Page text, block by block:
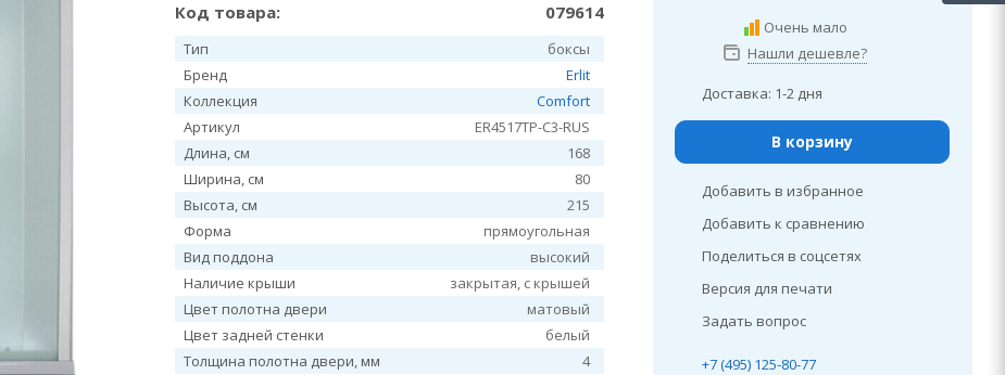
Код товара: 079614
Тип
боксы
Бренд
Erlit
Коллекция
Comfort
Артикул
ER4517TP-C3-RUS
Длина, см
168
Ширина, см
80
Высота, см
215
Форма
прямоугольная
Вид поддона
высокий
Наличие крыши
закрытая, c крышей
Цвет полотна двери
матовый
Цвет задней стенки
белый
Толщина полотна двери, мм
4
Очень мало
Нашли дешевле?
Доставка: 1-2 дня
В корзину
Добавить в избранное
Добавить к сравнению
Поделиться в соцсетях
Версия для печати
Задать вопрос
+7 (495) 125-80-77